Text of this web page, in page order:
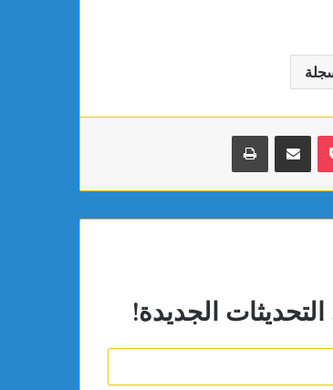
بوكيت مشاركة عبر البريد طباعة
الجديدة!